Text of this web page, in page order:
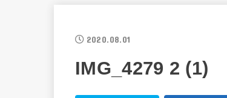
2020.08.01
IMG_4279 2 (1)